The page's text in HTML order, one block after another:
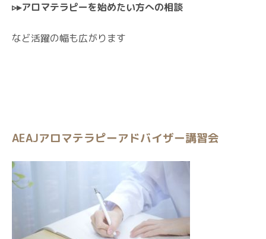
▹▸アロマテラピーを始めたい方への相談
など活躍の幅も広がります
AEAJアロマテラピーアドバイザー講習会